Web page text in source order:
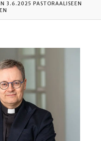
3.6.2025 PASTORAALISEEN